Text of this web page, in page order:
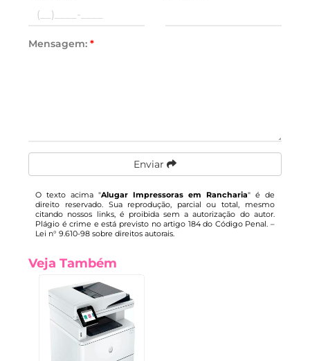
Mensagem:*
Enviar
O texto acima "Alugar Impressoras em Rancharia" é de
direito reservado. Sua reprodução, parcial ou total, mesmo
citando nossos links, é proibida sem a autorização do autor.
Plágio é crime e está previsto no artigo 184 do Código Penal. –
Lei n° 9.610-98 sobre direitos autorais.
Veja Também